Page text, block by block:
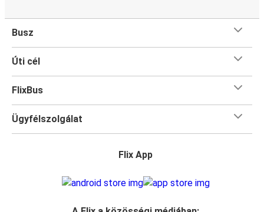
Busz
Úti cél
FlixBus
Ügyfélszolgálat
Flix App